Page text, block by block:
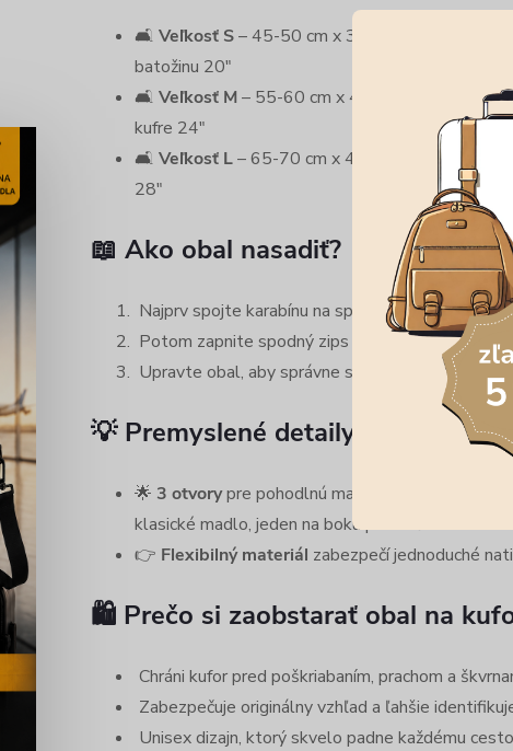
🛋 Veľkosť S– 45-50 cm x 35-40 cm x 18-23 cm
batožinu 20"
🛋 Veľkosť M– 55-60 cm x 40-45 cm x 20-25
kufre 24"
🛋 Veľkosť L– 65-70 cm x 45-50 cm x 20-25 cm
28"
📖 Ako obal nasadiť?
Najprv spojte karabínu na spodnej strane obalu.
Potom zapnite spodný zips pre maximálnu fixáciu.
Upravte obal, aby správne sedel a nebránil
💡 Premyslené detaily pre
🌟 3 otvorypre pohodlnú manipuláciu – dva
klasické madlo, jeden na boku pre bočné madlo.
👉 Flexibilný materiál zabezpečí jednoduché
🛍️ Prečo si zaobstarať obal na
Chráni kufor pred poškriabaním, prachom a
Zabezpečuje originálny vzhľad a ľahšie
Unisex dizajn, ktorý skvelo padne každému